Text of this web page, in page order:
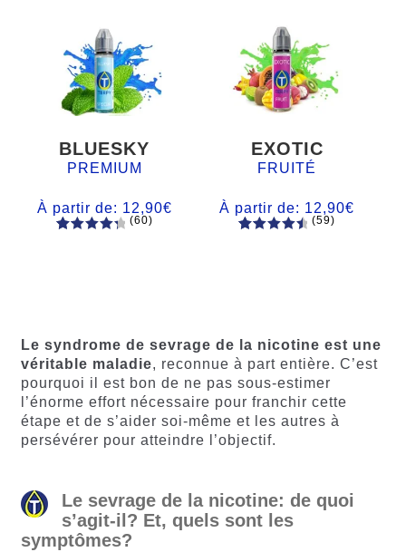
BLUESKY
PREMIUM
À partir de: 12,90€
client
(60)
EXOTIC
FRUITÉ
À partir de: 12,90€
(59)
Le syndrome de sevrage de la nicotine est une
véritable maladie, reconnue à part entière. C’est
pourquoi il est bon de ne pas sous-estimer
l’énorme effort nécessaire pour franchir cette
étape et de s’aider soi-même et les autres à
persévérer pour atteindre l’objectif.
Le sevrage de la nicotine: de quoi
s’agit-il? Et, quels sont les
symptômes?